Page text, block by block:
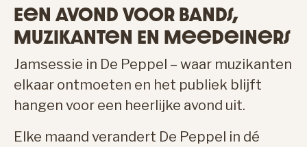
Een Avond Voor Bands,
Muzikanten En Meedeiners
Jamsessie in De Peppel – waar muzikanten
elkaar ontmoeten en het publiek blijft
hangen voor een heerlijke avond uit.
Elke maand verandert De Peppel in dé